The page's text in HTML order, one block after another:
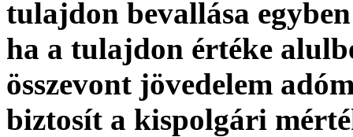
tulajdon bevallása
ha a tulajdon értéke
összevont jövedelem
biztosít a kispolgári